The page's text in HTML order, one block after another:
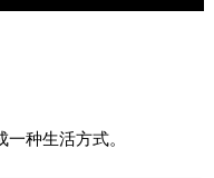
种生活方式。